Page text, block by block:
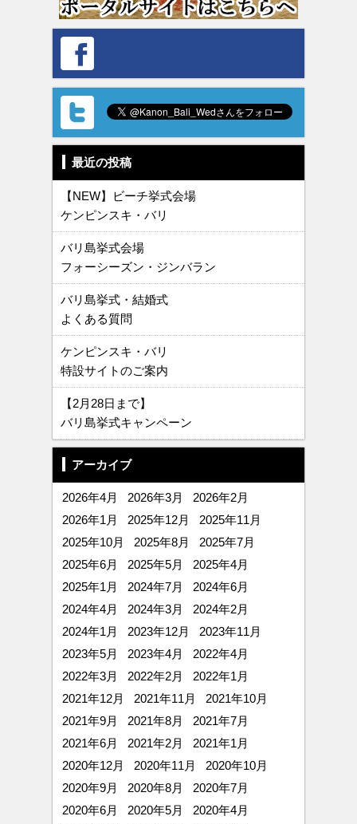
最近の投稿
【NEW】ビーチ挙式会場
ケンピンスキ・バリ
バリ島挙式会場
フォーシーズン・ジンバラン
バリ島挙式・結婚式
よくある質問
ケンピンスキ・バリ
特設サイトのご案内
【2月28日まで】
バリ島挙式キャンペーン
アーカイブ
2026年4月 2026年3月
2026年2月
2026年1月
2025年12月
2025年11月
2025年10月
2025年8月
2025年7月
2025年6月
2025年5月
2025年4月
2025年1月
2024年7月
2024年6月
2024年4月
2024年3月
2024年2月
2024年1月
2023年12月
2023年11月
2023年5月
2023年4月
2022年4月
2022年3月
2022年2月
2022年1月
2021年12月
2021年11月
2021年10月
2021年9月
2021年8月
2021年7月
2021年6月
2021年2月
2021年1月
2020年12月
2020年11月
2020年10月
2020年9月
2020年8月
2020年7月
2020年6月
2020年5月
2020年4月